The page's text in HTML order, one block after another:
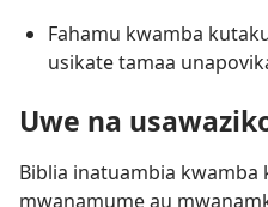
Fahamu kwamba
usikate tamaa
Uwe na
Biblia inatuambia kwamba
mwanamume au